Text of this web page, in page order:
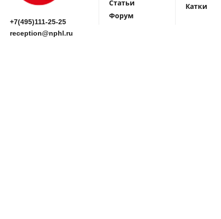
+7(495)111-25-25
reception@nphl.ru
Статьи
Форум
Катки